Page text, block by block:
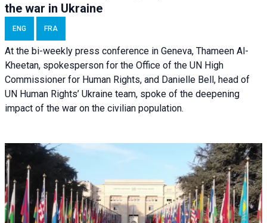
the war in Ukraine
ENG FRA
At the bi-weekly press conference in Geneva, Thameen Al-
Kheetan, spokesperson for the Office of the UN High
Commissioner for Human Rights, and Danielle Bell, head of
UN Human Rights’ Ukraine team, spoke of the deepening
impact of the war on the civilian population.